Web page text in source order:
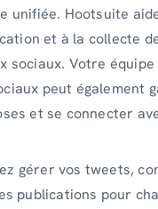
unifiée. Hootsuite
et à la collecte
sociaux. Votre équipe
peut également
et se connecter
gérer vos tweets,
publications pour